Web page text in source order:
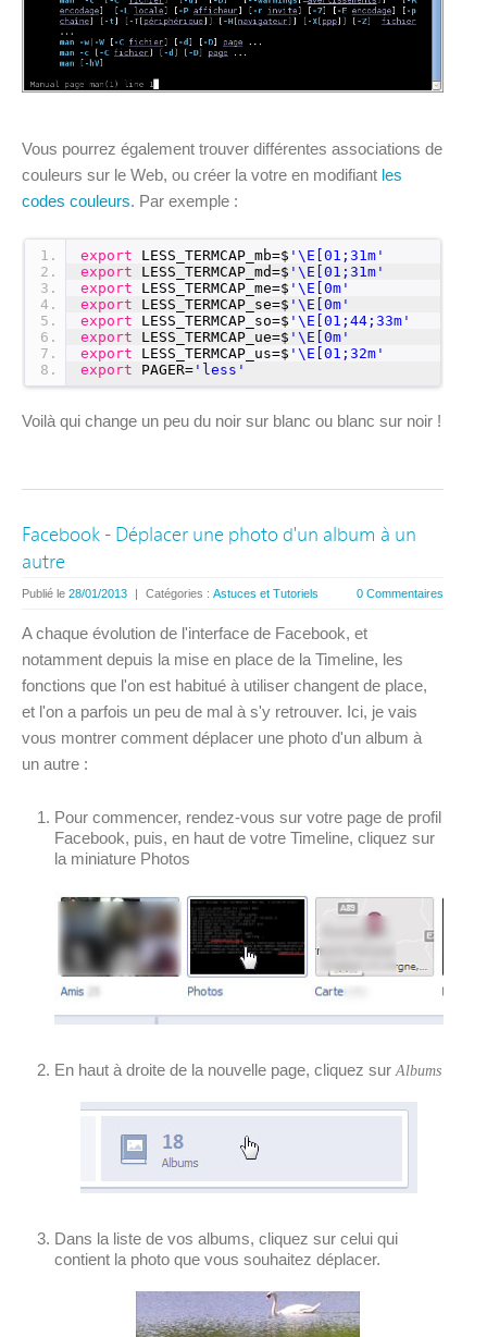
Vous pourrez également trouver différentes associations de
couleurs sur le Web, ou créer la votre en modifiant les
codes couleurs. Par exemple :
1
2
3
4
5
6
7
8
export LESS_TERMCAP_mb=$ '\E[01;31m'
export
LESS_TERMCAP_md=$ '\E[01;31m'
export
LESS_TERMCAP_me=$ '\E[0m'
export
LESS_TERMCAP_se=$ '\E[0m'
export
LESS_TERMCAP_so=$ '\E[01;44;33m'
export
LESS_TERMCAP_ue=$ '\E[0m'
export
LESS_TERMCAP_us=$ '\E[01;32m'
export
PAGER= 'less'
Voilà qui change un peu du noir sur blanc ou blanc sur noir !
Facebook - Déplacer une photo d'un album à un
autre
0 Commentaires
Publié le 28/01/2013 Catégories : Astuces et Tutoriels
A chaque évolution de l'interface de Facebook, et
notamment depuis la mise en place de la Timeline, les
fonctions que l'on est habitué à utiliser changent de place,
et l'on a parfois un peu de mal à s'y retrouver. Ici, je vais
vous montrer comment déplacer une photo d'un album à
un autre :
Pour commencer, rendez-vous sur votre page de profil
Facebook, puis, en haut de votre Timeline, cliquez sur
la miniature Photos
En haut à droite de la nouvelle page, cliquez sur Albums
Dans la liste de vos albums, cliquez sur celui qui
contient la photo que vous souhaitez déplacer.